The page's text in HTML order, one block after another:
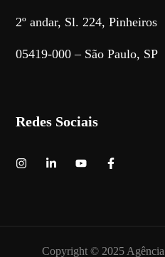
2º andar, Sl. 224, Pinheiros
05419-000 – São Paulo, SP
Redes Sociais
Copyright © 2025